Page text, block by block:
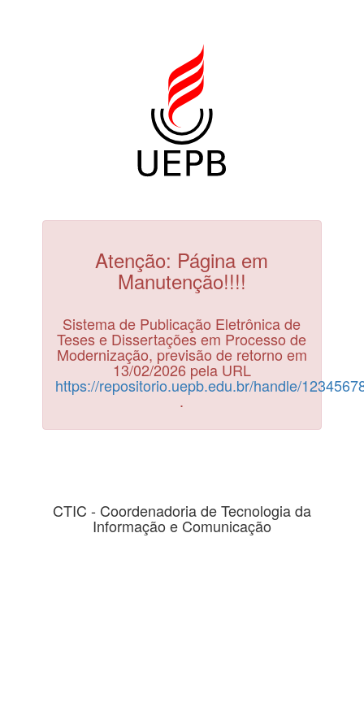
Atenção: Página em
Manutenção!!!!
Sistema de Publicação Eletrônica de
Teses e Dissertações em Processo de
Modernização, previsão de retorno em
13/02/2026 pela URL
https://repositorio.uepb.edu.br/handle/
.
CTIC - Coordenadoria de Tecnologia da
Informação e Comunicação